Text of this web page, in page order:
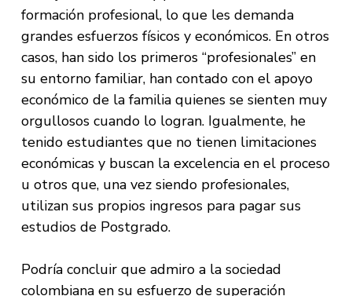
formación profesional, lo que les demanda
grandes esfuerzos físicos y económicos. En otros
casos, han sido los primeros “profesionales” en
su entorno familiar, han contado con el apoyo
económico de la familia quienes se sienten muy
orgullosos cuando lo logran. Igualmente, he
tenido estudiantes que no tienen limitaciones
económicas y buscan la excelencia en el proceso
u otros que, una vez siendo profesionales,
utilizan sus propios ingresos para pagar sus
estudios de Postgrado.
Podría concluir que admiro a la sociedad
colombiana en su esfuerzo de superación